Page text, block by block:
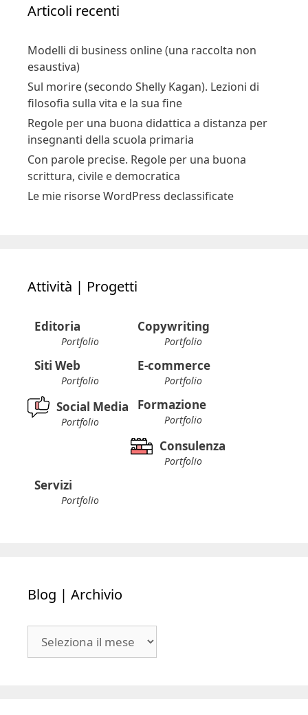
Articoli recenti
Modelli di business online (una raccolta non
esaustiva)
Sul morire (secondo Shelly Kagan). Lezioni di
filosofia sulla vita e la sua fine
Regole per una buona didattica a distanza per
insegnanti della scuola primaria
Con parole precise. Regole per una buona
scrittura, civile e democratica
Le mie risorse WordPress declassificate
Attività | Progetti
Editoria
Portfolio
Copywriting
Portfolio
Siti Web
Portfolio
E-commerce
Portfolio
Social Media
Portfolio
Formazione
Portfolio
Consulenza
Portfolio
Servizi
Portfolio
Blog | Archivio